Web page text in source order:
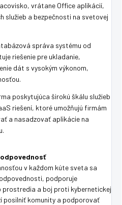
vrátane Office aplikácií,
služieb a bezpečnosti na svetovej
správa systému od
riešenie pre ukladanie,
dát s vysokým výkonom,
poskytujúca širokú škálu služieb
riešení, ktoré umožňujú firmám
a nasadzovať aplikácie na
v každom kúte sveta sa
podporuje
prostredia a boj proti kybernetickej
posilniť komunity a podporovať